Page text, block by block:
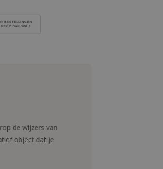
BESTELLINGEN
MEER DAN 500 €
de wijzers van
object dat je